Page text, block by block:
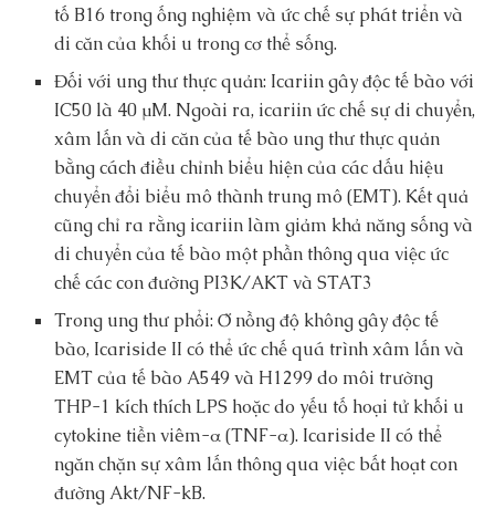
tố B16 trong ống nghiệm và ức chế sự phát triển và
di căn của khối u trong cơ thể sống.
Đối với ung thư thực quản: Icariin gây độc tế bào với
IC50 là 40 μM. Ngoài ra, icariin ức chế sự di chuyển,
xâm lấn và di căn của tế bào ung thư thực quản
bằng cách điều chỉnh biểu hiện của các dấu hiệu
chuyển đổi biểu mô thành trung mô (EMT). Kết quả
cũng chỉ ra rằng icariin làm giảm khả năng sống và
di chuyển của tế bào một phần thông qua việc ức
chế các con đường PI3K/AKT và STAT3
Trong ung thư phổi: Ở nồng độ không gây độc tế
bào, Icariside II có thể ức chế quá trình xâm lấn và
EMT của tế bào A549 và H1299 do môi trường
THP-1 kích thích LPS hoặc do yếu tố hoại tử khối u
cytokine tiền viêm-α (TNF-α). Icariside II có thể
ngăn chặn sự xâm lấn thông qua việc bất hoạt con
đường Akt/NF-kB.